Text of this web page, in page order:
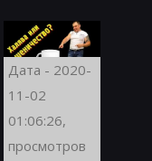
Дата - 2020-
11-02
01:06:26,
просмотров